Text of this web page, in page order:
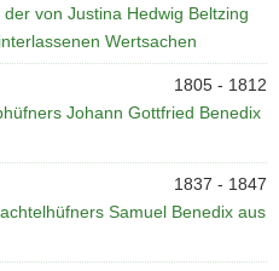
von Justina Hedwig Beltzing
Wertsachen
1805 - 1812
Johann Gottfried Benedix
1837 - 1847
Samuel Benedix aus